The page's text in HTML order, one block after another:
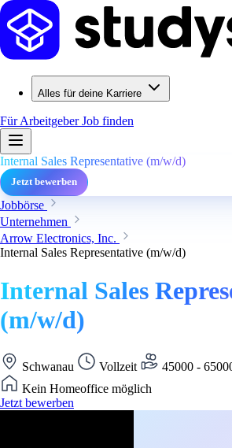
Alles für deine Karriere
Für ArbeitgeberJob finden
Internal Sales Representative (m/w/d)
Jetzt bewerben
Jobbörse
Unternehmen
Arrow Electronics, Inc.
Internal Sales Representative (m/w/d)
Internal Sales
(m/w/d)
Schwanau Vollzeit
45000 -
Kein Homeoffice möglich
Jetzt bewerben